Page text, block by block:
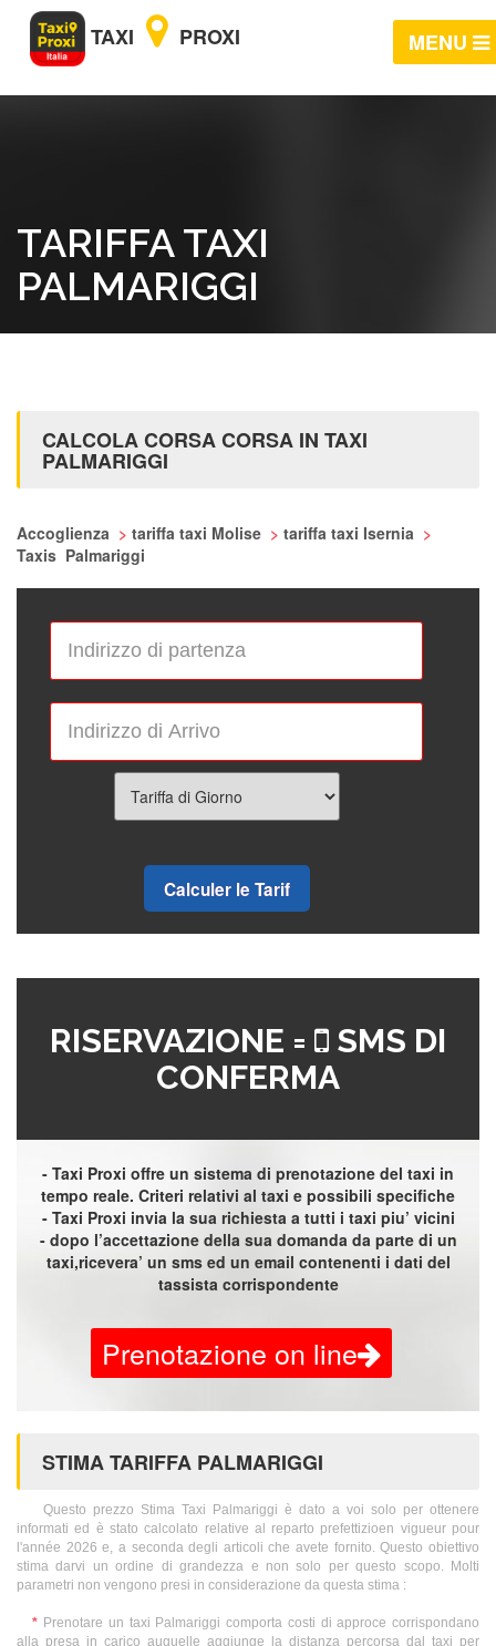
TAXI PROXI MENU
TARIFFA TAXI
PALMARIGGI
CALCOLA CORSA CORSA IN TAXI
PALMARIGGI
Accoglienza > tariffa taxi Molise > tariffa taxi Isernia >
Taxis Palmariggi
Calculer le Tarif
RISERVAZIONE =
SMS DI
CONFERMA
- Taxi Proxi offre un sistema di prenotazione del taxi in
tempo reale. Criteri relativi al taxi e possibili specifiche
- Taxi Proxi invia la sua richiesta a tutti i taxi piu’ vicini
- dopo l’accettazione della sua domanda da parte di un
taxi,ricevera’ un sms ed un email contenenti i dati del
tassista corrispondente
Prenotazione on line
STIMA TARIFFA PALMARIGGI
Questo prezzo Stima Taxi Palmariggi è dato a voi solo per ottenere
informati ed è stato calcolato relative al reparto prefettizioen vigueur pour
l'année 2026 e, a seconda degli articoli che avete fornito. Questo obiettivo
stima darvi un ordine di grandezza e non solo per questo scopo. Molti
parametri non vengono presi in considerazione da questa stima :
* Prenotare un taxi Palmariggi comporta costi di approce corrispondano
alla presa in carico auquelle aggiunge la distanza percorsa dal taxi per